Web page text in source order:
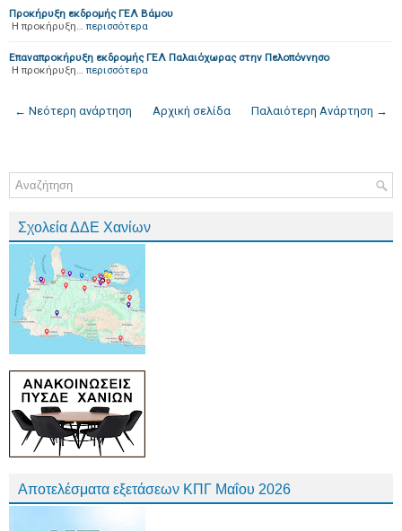
Προκήρυξη εκδρομής ΓΕΛ Βάμου
Η προκήρυξη… περισσότερα
Επαναπροκήρυξη εκδρομής ΓΕΛ Παλαιόχωρας στην Πελοπόννησο
Η προκήρυξη… περισσότερα
← Νεότερη ανάρτηση Παλαιότερη Ανάρτηση →
Αρχική σελίδα
Σχολεία ΔΔΕ Χανίων
Αποτελέσματα εξετάσεων ΚΠΓ Μαΐου 2026